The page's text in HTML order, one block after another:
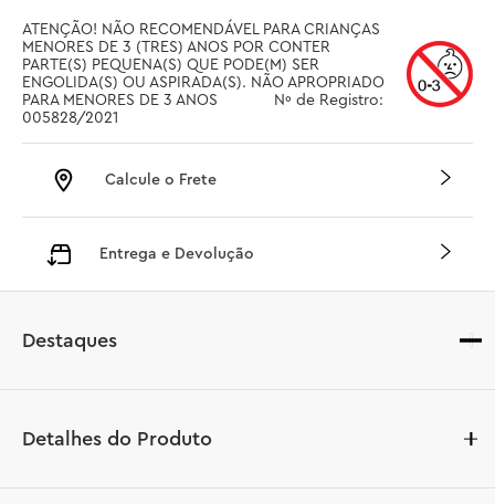
ATENÇÃO! NÃO RECOMENDÁVEL PARA CRIANÇAS
MENORES DE 3 (TRES) ANOS POR CONTER
PARTE(S) PEQUENA(S) QUE PODE(M) SER
ENGOLIDA(S) OU ASPIRADA(S). NÃO APROPRIADO
PARA MENORES DE 3 ANOS		 Nº de Registro:
005828/2021
Calcule o Frete
Entrega e Devolução
Destaques
Detalhes do Produto